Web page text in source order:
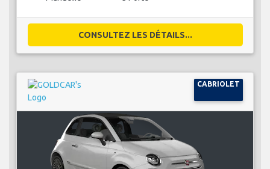
CONSULTEZ LES DÉTAILS...
CABRIOLET